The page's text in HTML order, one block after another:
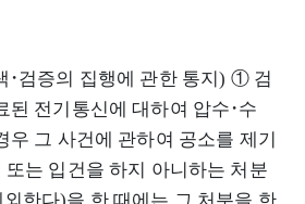
･검증의 집행에 관한 통지) ① 검
된 전기통신에 대하여 압수･수
우 그 사건에 관하여 공소를 제기
는 입건을 하지 아니하는 처분